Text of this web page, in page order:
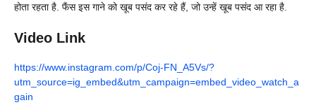
होता रहता है. फैंस इस गाने को खूब पसंद कर रहे हैं, जो उन्हें खूब पसंद आ रहा है.
Video Link
https://www.instagram.com/p/Coj-FN_A5Vs/?
utm_source=ig_embed&utm_campaign=embed_video_watch_a
gain